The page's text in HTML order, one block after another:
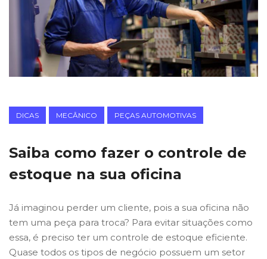
DICAS MECÂNICO PEÇAS AUTOMOTIVAS
Saiba como fazer o controle de
estoque na sua oficina
Já imaginou perder um cliente, pois a sua oficina não
tem uma peça para troca? Para evitar situações como
essa, é preciso ter um controle de estoque eficiente.
Quase todos os tipos de negócio possuem um setor